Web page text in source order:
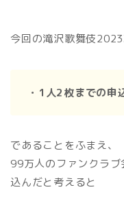
今回の滝沢歌舞伎
・1人2枚までの申
であることをふまえ、
99万人のファンクラ
込んだと考えると